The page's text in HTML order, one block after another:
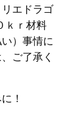
エドラゴ
ｋｒ材料
）事情に
ご了承く
！